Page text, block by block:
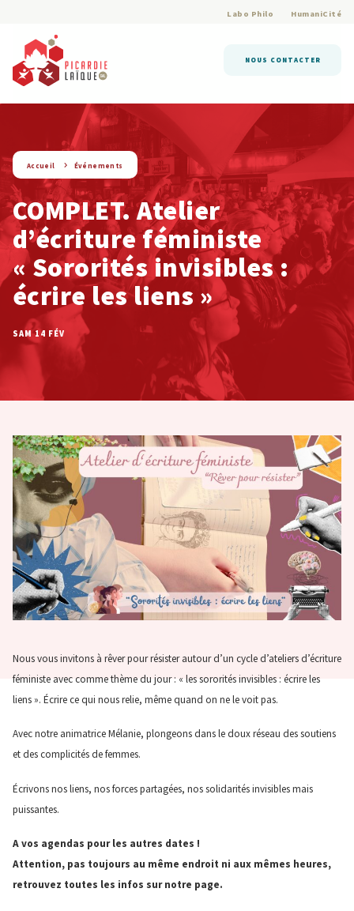
Labo Philo HumaniCité
NOUS CONTACTER
string(9) « evenement »
Accueil Événements
COMPLET. Atelier
d’écriture féministe
« Sororités invisibles :
écrire les liens »
SAM 14 FÉV
Nous vous invitons à rêver pour résister autour d’un cycle d’ateliers d’écriture
féministe avec comme thème du jour : « les sororités invisibles : écrire les
liens ». Écrire ce qui nous relie, même quand on ne le voit pas.
Avec notre animatrice Mélanie, plongeons dans le doux réseau des soutiens
et des complicités de femmes.
Écrivons nos liens, nos forces partagées, nos solidarités invisibles mais
puissantes.
A vos agendas pour les autres dates !
Attention, pas toujours au même endroit ni aux mêmes heures,
retrouvez toutes les infos sur notre page.